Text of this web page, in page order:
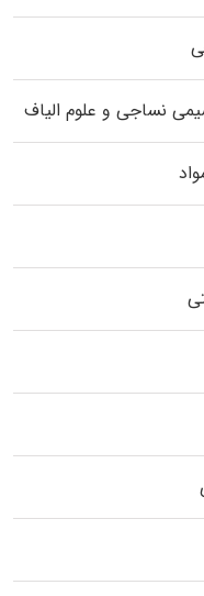
نساجی و علوم الیاف